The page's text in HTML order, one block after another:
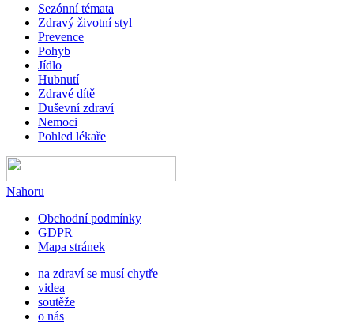
Sezónní témata
Zdravý životní styl
Prevence
Pohyb
Jídlo
Hubnutí
Zdravé dítě
Duševní zdraví
Nemoci
Pohled lékaře
Nahoru
Obchodní podmínky
GDPR
Mapa stránek
na zdraví se musí chytře
videa
soutěže
o nás